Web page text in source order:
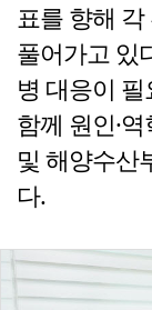
표를 향해
풀어가고 있
병 대응이
함께 원인·
및 해양수산
다.